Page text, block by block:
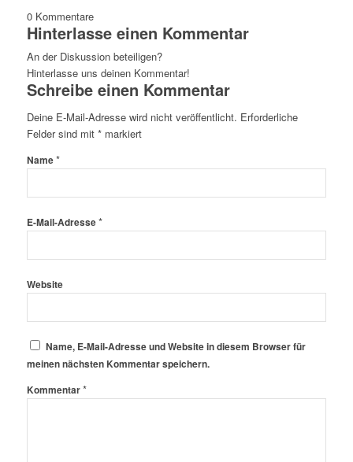
0 Kommentare
Hinterlasse einen Kommentar
An der Diskussion beteiligen?
Hinterlasse uns deinen Kommentar!
Schreibe einen Kommentar
Deine E-Mail-Adresse wird nicht veröffentlicht. Erforderliche
Felder sind mit *markiert
Name*
E-Mail-Adresse*
Website
Name, E-Mail-Adresse und Website in diesem Browser für
meinen nächsten Kommentar speichern.
Kommentar*